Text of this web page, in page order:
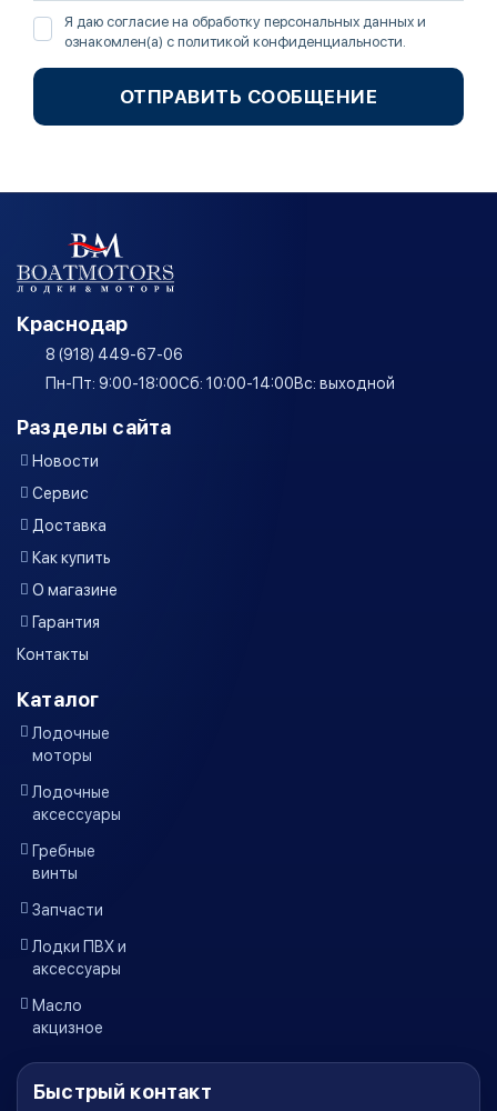
Я даю согласие на обработку персональных данных и
ознакомлен(а) с политикой конфиденциальности
ОТПРАВИТЬ СООБЩЕНИЕ
Краснодар
8 (918) 449-67-06
Пн-Пт: 9:00-18:00Сб: 10:00-14:00Вс: выходной
Разделы сайта
Новости
Сервис
Доставка
Как купить
О магазине
Гарантия
Контакты
Каталог
Лодочные
моторы
Лодочные
аксессуары
Гребные
винты
Запчасти
Лодки ПВХ и
аксессуары
Масло
акцизное
Быстрый контакт